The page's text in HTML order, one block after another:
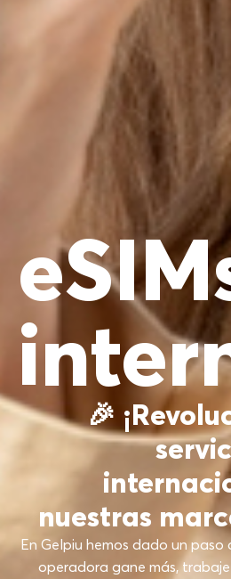
🎉
nuestras
En Gelpiu hemos dado un
operadora gane más,